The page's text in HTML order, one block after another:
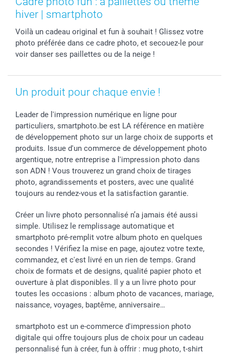
Cadres photo, accessoires déco & bonbons
Dénicheur d'idées cadeau
Fête des Pères
Rentrée des classes
Communion
Vacances
Droit de rétraction
Conditions générales
Vie privée
Tarifs
Investisseurs
smartbonus
Modes de paiement
Modes de livraison
Statut de ma commande
hiver | smartphoto
Voilà un cadeau original et fun à souhait ! Glissez votre
photo préférée dans ce cadre photo, et secouez-le pour
voir danser ses paillettes ou de la neige !
Un produit pour chaque envie !
Leader de l'impression numérique en ligne pour
particuliers, smartphoto.be est LA référence en matière
de développement photo sur un large choix de supports et
produits. Issue d'un commerce de développement photo
argentique, notre entreprise a l'impression photo dans
son ADN ! Vous trouverez un grand choix de tirages
photo, agrandissements et posters, avec une qualité
toujours au rendez-vous et la satisfaction garantie.
Créer un livre photo personnalisé n’a jamais été aussi
simple. Utilisez le remplissage automatique et
smartphoto pré-remplit votre album photo en quelques
secondes ! Vérifiez la mise en page, ajoutez votre texte,
commandez, et c'est livré en un rien de temps. Grand
choix de formats et de designs, qualité papier photo et
ouverture à plat disponibles. Il y a un livre photo pour
toutes les occasions : album photo de vacances, mariage,
naissance, voyages, baptême, anniversaire…
smartphoto est un e-commerce d'impression photo
digitale qui offre toujours plus de choix pour un cadeau
personnalisé fun à créer, fun à offrir : mug photo, t-shirt